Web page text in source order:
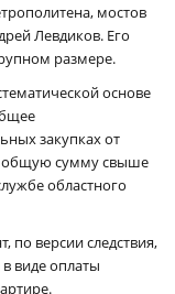
мостов
Левдиков. Его
размере.
основе
закупках от
общую сумму свыше
областного
по версии следствия,
виде оплаты